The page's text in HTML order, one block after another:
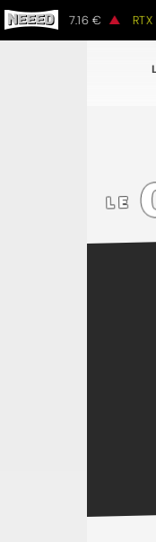
à 1497.16 € RTX